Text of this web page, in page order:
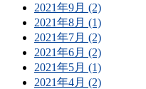
2021年9月 (2)
2021年8月 (1)
2021年7月 (2)
2021年6月 (2)
2021年5月 (1)
2021年4月 (2)